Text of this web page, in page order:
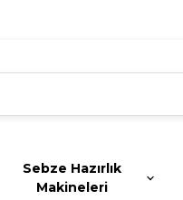
Sebze Hazırlık
Makineleri